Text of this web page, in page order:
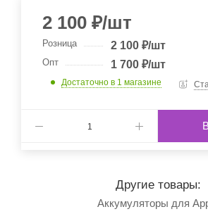
2 100 ₽/шт
Розница 2 100 ₽/шт
Опт 1 700 ₽/шт
Достаточно в 1 магазине
Другие товары:
Аккумуляторы для